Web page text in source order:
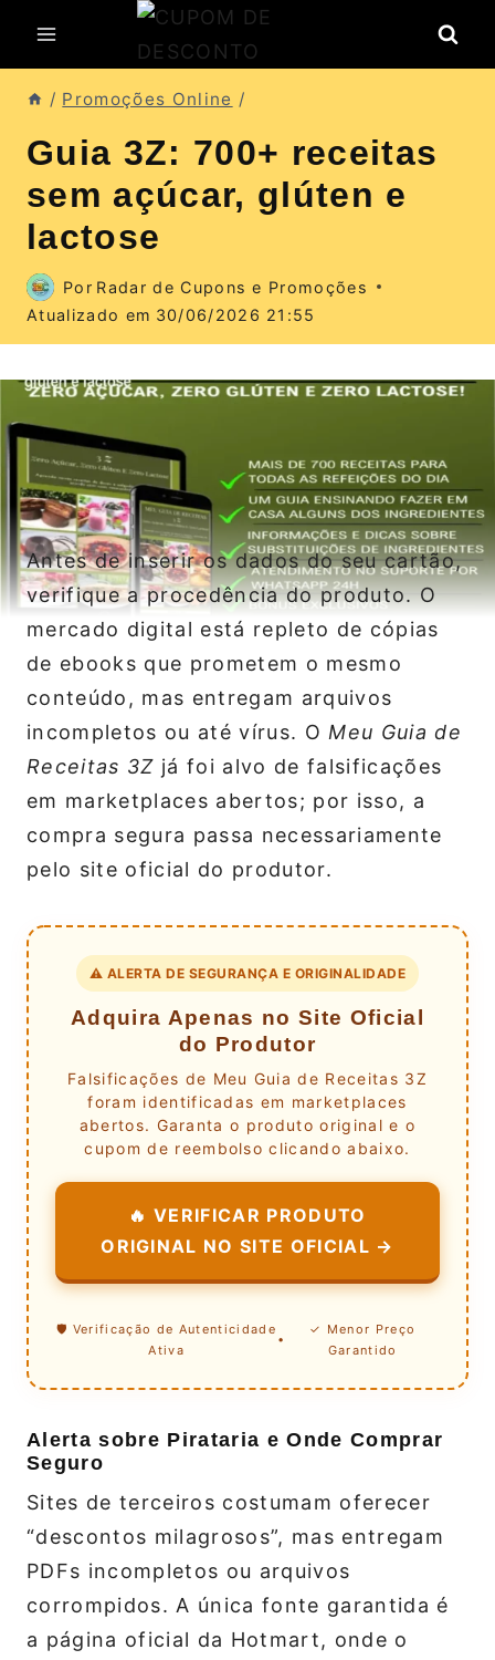
/ Promoções Online /
Guia 3Z: 700+ receitas
sem açúcar, glúten e
lactose
Por Radar de Cupons e Promoções
Atualizado em 30/06/2026 21:55
Antes de inserir os dados do seu cartão,
verifique a procedência do produto. O
mercado digital está repleto de cópias
de ebooks que prometem o mesmo
conteúdo, mas entregam arquivos
incompletos ou até vírus. O Meu Guia de
Receitas 3Z já foi alvo de falsificações
em marketplaces abertos; por isso, a
compra segura passa necessariamente
pelo site oficial do produtor.
⚠️ ALERTA DE SEGURANÇA E ORIGINALIDADE
Adquira Apenas no Site Oficial
do Produtor
Falsificações de Meu Guia de Receitas 3Z
foram identificadas em marketplaces
abertos. Garanta o produto original e o
cupom de reembolso clicando abaixo.
🔥 VERIFICAR PRODUTO
ORIGINAL NO SITE OFICIAL →
🛡️ Verificação de Autenticidade
Ativa
•
✓ Menor Preço
Garantido
Alerta sobre Pirataria e Onde Comprar
Seguro
Sites de terceiros costumam oferecer
“descontos milagrosos”, mas entregam
PDFs incompletos ou arquivos
corrompidos. A única fonte garantida é
a página oficial da Hotmart, onde o